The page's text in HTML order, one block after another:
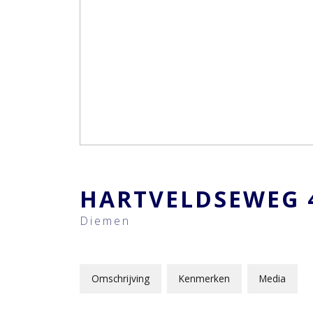
HARTVELDSEWEG
Diemen
Omschrijving Kenmerken Media